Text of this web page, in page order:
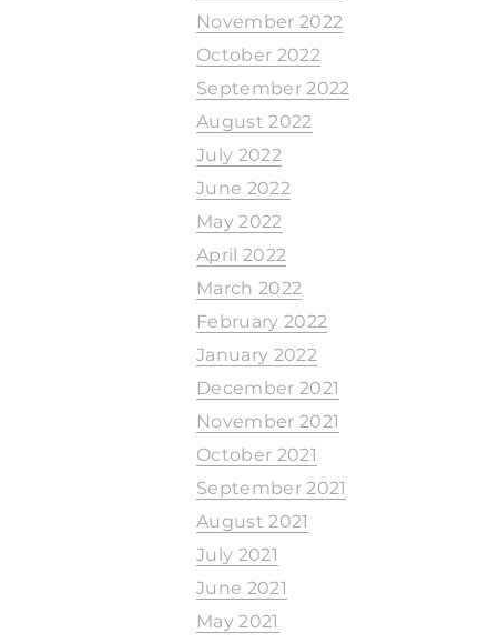
November 2022
October 2022
September 2022
August 2022
July 2022
June 2022
May 2022
April 2022
March 2022
February 2022
January 2022
December 2021
November 2021
October 2021
September 2021
August 2021
July 2021
June 2021
May 2021